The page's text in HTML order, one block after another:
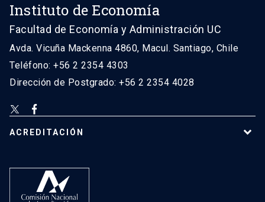
Instituto de Economía
Facultad de Economía y Administración UC
Avda. Vicuña Mackenna 4860, Macul. Santiago, Chile
Teléfono: +56 2 2354 4303
Dirección de Postgrado: +56 2 2354 4028
ACREDITACIÓN